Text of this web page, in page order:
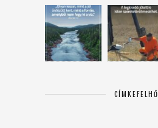
CÍMKEFELHŐ